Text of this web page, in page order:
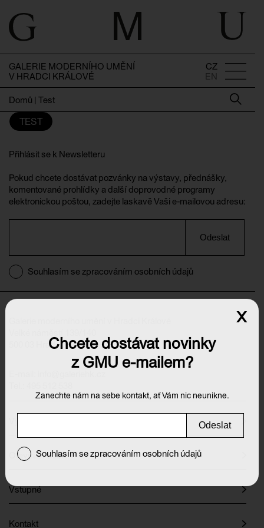
GALERIE MODERNÍHO UMĚNÍ
V HRADCI KRÁLOVÉ
CZ
EN
Domů | Test
TEST
Přihlásit se k Newsletteru
Pokud chcete dostávat pozvánky na výstavy, přednášky,
komentované prohlídky a další doprovodné programy
elektronickou poštou, zadejte laskavě Vaši e-mailovou adresu:
Odeslat
Souhlasím se zpracováním osobních údajů
500 03 Hradec Králové
Otevírací doba
Vstupné
Kontakt
Chcete dostávat novinky
z GMU e-mailem?
Zanechte nám na sebe kontakt, ať Vám nic neunikne.
Odeslat
Souhlasím se zpracováním osobních údajů
x